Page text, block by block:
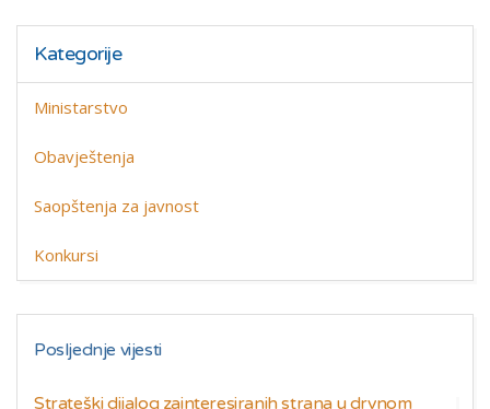
Kategorije
Ministarstvo
Obavještenja
Saopštenja za javnost
Konkursi
Posljednje vijesti
Strateški dijalog zainteresiranih strana u drvnom